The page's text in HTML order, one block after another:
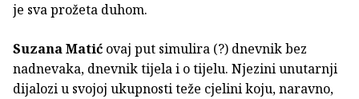
je sva prožeta duhom.
Suzana Matić ovaj put simulira (?) dnevnik bez
nadnevaka, dnevnik tijela i o tijelu. Njezini unutarnji
dijalozi u svojoj ukupnosti teže cjelini koju, naravno,